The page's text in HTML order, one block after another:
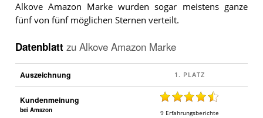
Alkove Amazon Marke wurden sogar meistens ganze
fünf von fünf möglichen Sternen verteilt.
Datenblatt zu Alkove Amazon Marke
Auszeichnung
Kundenmeinung
bei Amazon 9 Erfahrungsberichte